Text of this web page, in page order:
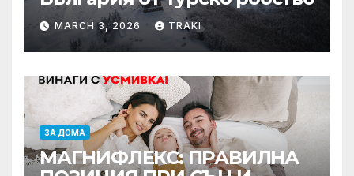
MARCH 3, 2026 TRAKI
ЗА ДОМА
МАГНИФЛЕКС: ПРАВИЛНА